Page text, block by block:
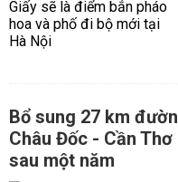
Bổ sung 27 km
Châu Đốc - Cần
sau một năm